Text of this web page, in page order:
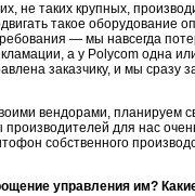
не таких крупных,
такое оборудование
— мы навсегда
а у Polycom одна
заказчику, и мы сразу
вендорами, планируем
для нас
собственного
управления им?